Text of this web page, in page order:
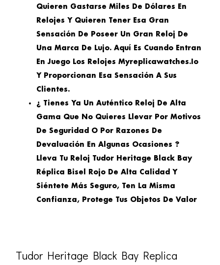
Quieren Gastarse Miles De Dólares En
Relojes Y Quieren Tener Esa Gran
Sensación De Poseer Un Gran Reloj De
Una Marca De Lujo. Aquí Es Cuando Entran
En Juego Los Relojes Myreplicawatches.io
Y Proporcionan Esa Sensación A Sus
Clientes.
¿ Tienes Ya Un Auténtico Reloj De Alta
Gama Que No Quieres Llevar Por Motivos
De Seguridad O Por Razones De
Devaluación En Algunas Ocasiones ?
Lleva Tu Reloj Tudor Heritage Black Bay
Réplica Bisel Rojo De Alta Calidad Y
Siéntete Más Seguro, Ten La Misma
Confianza, Protege Tus Objetos De Valor
Tudor Heritage Black Bay Replica